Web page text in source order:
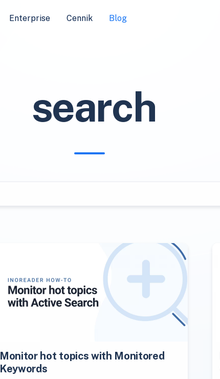
Enterprise Cennik Blog
search
Monitor hot topics with Monitored
Keywords